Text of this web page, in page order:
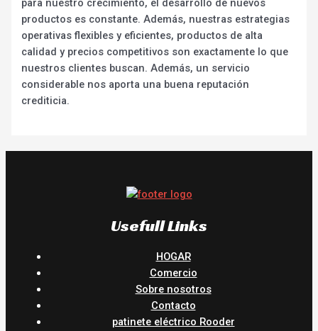
para nuestro crecimiento, el desarrollo de nuevos
productos es constante. Además, nuestras estrategias
operativas flexibles y eficientes, productos de alta
calidad y precios competitivos son exactamente lo que
nuestros clientes buscan. Además, un servicio
considerable nos aporta una buena reputación
crediticia.
Usefull Links
HOGAR
Comercio
Sobre nosotros
Contacto
patinete eléctrico Rooder